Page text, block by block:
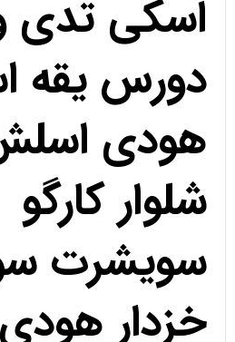
اسکی تدی
دورس یقه
هودی
شلوار کارگو
سویشرت
خزدار